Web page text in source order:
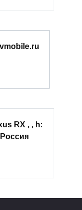
RX , , h: